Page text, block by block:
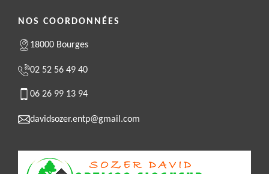
NOS COORDONNÉES
18000 Bourges
02 52 56 49 40
06 26 99 13 94
davidsozer.entp@gmail.com